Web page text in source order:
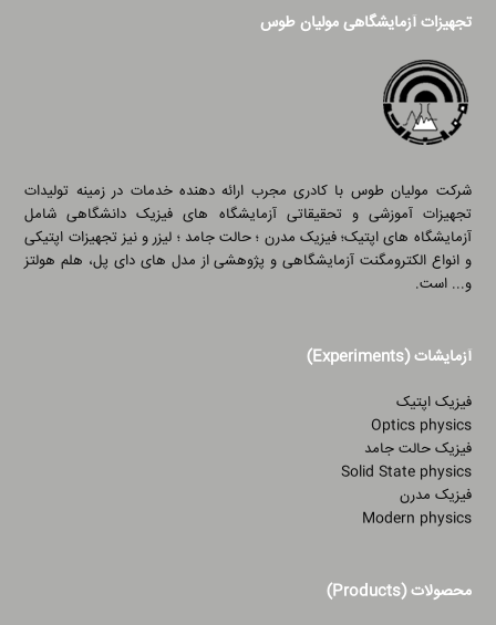
تجهیزات آزمایشگاهی مولیان طوس
شرکت مولیان طوس با کادری مجرب ارائه دهنده خدمات در زمینه تولیدات
تجهیزات آموزشی و تحقیقاتی آزمایشگاه های فیزیک دانشگاهی شامل
آزمایشگاه های اپتیک؛ فیزیک مدرن ؛ حالت جامد ؛ لیزر و نیز تجهیزات اپتیکی
و انواع الکترومگنت آزمایشگاهی و پژوهشی از مدل های دای پل، هلم هولتز
و... است.
آزمایشات (Experiments)
فیزیک اپتیک
Optics physics
فیزیک حالت جامد
Solid State physics
فیزیک مدرن
Modern physics
محصولات (Products)